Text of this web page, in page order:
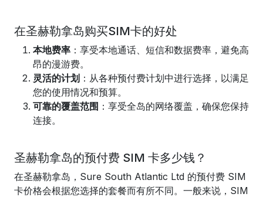
在圣赫勒拿岛购买SIM卡的好处
本地费率 ：享受本地通话、短信和数据费率，避免高
昂的漫游费。
灵活的计划 ：从各种预付费计划中进行选择，以满足
您的使用情况和预算。
可靠的覆盖范围 ：享受全岛的网络覆盖，确保您保持
连接。
圣赫勒拿岛的预付费 SIM 卡多少钱？
在圣赫勒拿岛，Sure South Atlantic Ltd 的预付费 SIM
卡价格会根据您选择的套餐而有所不同。一般来说，SIM